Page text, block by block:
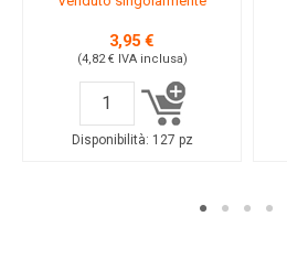
3,95 €
(4,82 € IVA inclusa)
Disponibilità: 127 pz